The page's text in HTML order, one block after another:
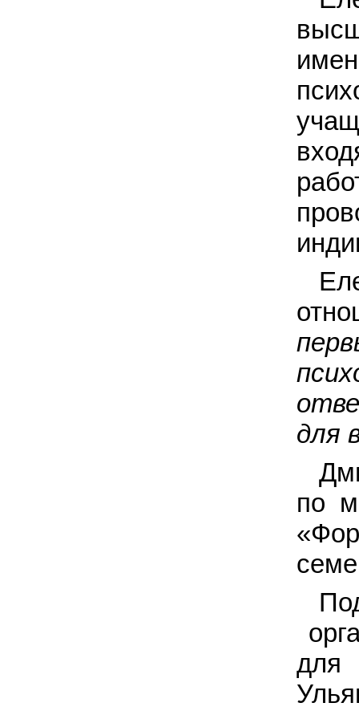
для
по
для